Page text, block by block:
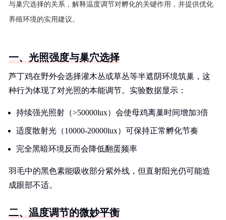
与巢穴选择的关系，解释温度调节对孵化的关键作用，并提供优化
养殖环境的实用建议。
一、光照强度与巢穴选择
芦丁鸡在野外会选择灌木丛或草丛等半遮阴环境筑巢，这
种行为体现了对光照的本能调节。实验数据显示：
持续强光照射（>50000lux）会使母鸡离巢时间增加3倍
适度散射光（10000-20000lux）可保持正常孵化节奏
完全黑暗环境反而会降低翻蛋频率
羽毛中的黑色素能吸收部分紫外线，但直射阳光仍可能造
成眼部不适。
二、温度调节的微妙平衡